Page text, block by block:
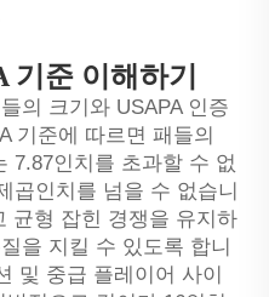
기준 이해하기
의 크기와 USAPA 인증
기준에 따르면 패들의
7.87인치를 초과할 수 없
곱인치를 넘을 수 없습니
균형 잡힌 경쟁을 유지하
을 지킬 수 있도록 합니
및 중급 플레이어 사이